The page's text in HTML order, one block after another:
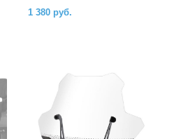
1 380 руб.